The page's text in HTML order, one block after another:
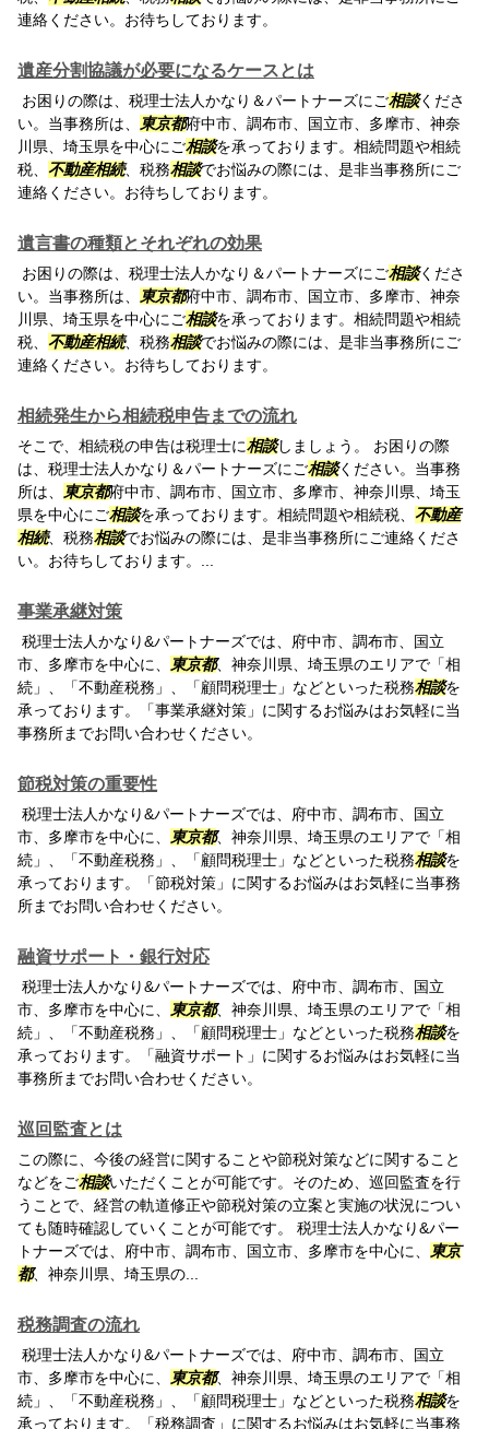
連絡ください。お待ちしております。
遺産分割協議が必要になるケースとは
お困りの際は、税理士法人かなり＆パートナーズにご相談くださ
い。当事務所は、
東京都府中市、調布市、国立市、多摩市、神奈
川県、埼玉県を中心にご相談を承っております。相続問題や相続
税、 不動産相続、税務相談でお悩みの際には、是非当事務所にご
連絡ください。お待ちしております。
遺言書の種類とそれぞれの効果
お困りの際は、税理士法人かなり＆パートナーズにご相談くださ
い。当事務所は、
東京都府中市、調布市、国立市、多摩市、神奈
川県、埼玉県を中心にご相談を承っております。相続問題や相続
税、 不動産相続、税務相談でお悩みの際には、是非当事務所にご
連絡ください。お待ちしております。
相続発生から相続税申告までの流れ
そこで、相続税の申告は税理士に相談しましょう。 お困りの際
は、税理士法人かなり＆パートナーズにご相談ください。当事務
所は、
東京都府中市、調布市、国立市、多摩市、神奈川県、埼玉
県を中心にご相談を承っております。相続問題や相続税、 不動産
相続、税務相談でお悩みの際には、是非当事務所にご連絡くださ
い。お待ちしております。...
事業承継対策
税理士法人かなり&パートナーズでは、府中市、調布市、国立
市、多摩市を中心に、
東京都、神奈川県、埼玉県のエリアで「相
続」、「不動産税務」、「顧問税理士」などといった税務相談を
承っております。「事業承継対策」に関するお悩みはお気軽に当
事務所までお問い合わせください。
節税対策の重要性
税理士法人かなり&パートナーズでは、府中市、調布市、国立
市、多摩市を中心に、
東京都、神奈川県、埼玉県のエリアで「相
続」、「不動産税務」、「顧問税理士」などといった税務相談を
承っております。「節税対策」に関するお悩みはお気軽に当事務
所までお問い合わせください。
融資サポート・銀行対応
税理士法人かなり&パートナーズでは、府中市、調布市、国立
市、多摩市を中心に、
東京都、神奈川県、埼玉県のエリアで「相
続」、「不動産税務」、「顧問税理士」などといった税務相談を
承っております。「融資サポート」に関するお悩みはお気軽に当
事務所までお問い合わせください。
巡回監査とは
この際に、今後の経営に関することや節税対策などに関すること
などをご相談いただくことが可能です。そのため、巡回監査を行
うことで、経営の軌道修正や節税対策の立案と実施の状況につい
ても随時確認していくことが可能です。 税理士法人かなり&パー
トナーズでは、府中市、調布市、国立市、多摩市を中心に、
東京
都、神奈川県、埼玉県の...
税務調査の流れ
税理士法人かなり&パートナーズでは、府中市、調布市、国立
市、多摩市を中心に、
東京都、神奈川県、埼玉県のエリアで「相
続」、「不動産税務」、「顧問税理士」などといった税務相談を
承っております。「税務調査」に関するお悩みはお気軽に当事務